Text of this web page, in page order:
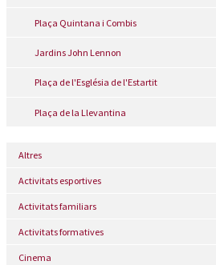
Plaça Quintana i Combis
Jardins John Lennon
Plaça de l'Església de l'Estartit
Plaça de la Llevantina
Altres
Activitats esportives
Activitats familiars
Activitats formatives
Cinema